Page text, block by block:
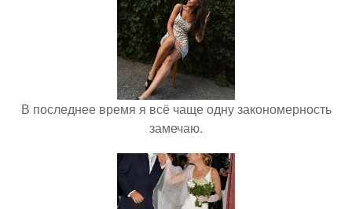
В последнее время я всё чаще одну закономерность
замечаю.